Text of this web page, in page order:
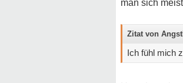
man sich
Zitat von
Ich fühl mich